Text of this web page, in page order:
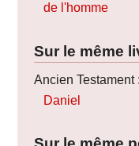
de l'homme
Sur le même
Ancien Testament :
Daniel